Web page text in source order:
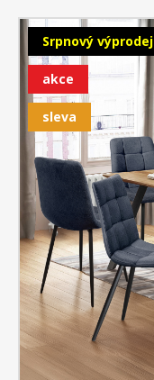
Srpnový výprodej
akce
sleva